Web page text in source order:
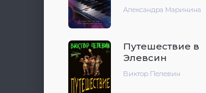
Александра Маринина
Путешествие в
Элевсин
Виктор Пелевин